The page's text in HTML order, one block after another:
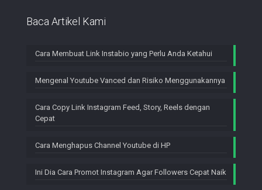
Baca Artikel Kami
Cara Membuat Link Instabio yang Perlu Anda Ketahui
Mengenal Youtube Vanced dan Risiko Menggunakannya
Cara Copy Link Instagram Feed, Story, Reels dengan
Cepat
Cara Menghapus Channel Youtube di HP
Ini Dia Cara Promot Instagram Agar Followers Cepat Naik